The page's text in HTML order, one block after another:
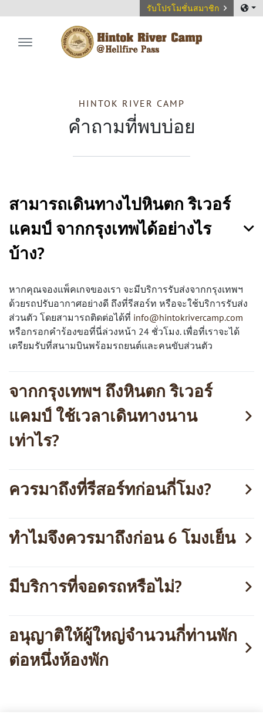
รับโปรโมชั่นสมาชิก
HINTOK RIVER CAMP
คำถามที่พบบ่อย
สามารถเดินทางไปหินตก ริเวอร์
แคมป์ จากกรุงเทพได้อย่างไร
บ้าง?
หากคุณจองแพ็คเกจของเรา จะมีบริการรับส่งจากกรุงเทพฯ
ด้วยรถปรับอากาศอย่างดี ถึงที่รีสอร์ท หรือจะใช้บริการรับส่ง
ส่วนตัว โดยสามารถติดต่อได้ที่ info@hintokrivercamp.com
หรือกรอกคำร้องขอที่นี่ล่วงหน้า 24 ชั่วโมง. เพื่อที่เราจะได้
เตรียมรับที่สนามบินพร้อมรถยนต์และคนขับส่วนตัว
จากกรุงเทพฯ ถึงหินตก ริเวอร์
แคมป์ ใช้เวลาเดินทางนาน
เท่าไร?
ควรมาถึงที่รีสอร์ทก่อนกี่โมง?
ทำไมจึงควรมาถึงก่อน 6 โมงเย็น
มีบริการที่จอดรถหรือไม่?
อนุญาติให้ผู้ใหญ่จำนวนกี่ท่านพัก
ต่อหนึ่งห้องพัก